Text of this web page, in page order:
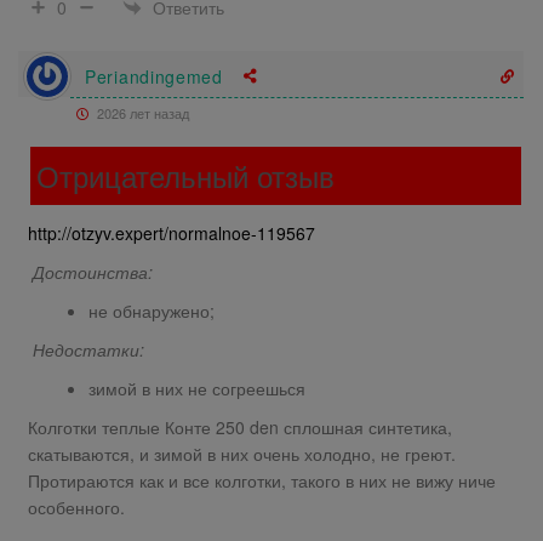
0
Ответить
Periandingemed
2026 лет назад
Отрицательный отзыв
http://otzyv.expert/normalnoe-119567
Достоинства:
не обнаружено;
Недостатки:
зимой в них не согреешься
Колготки теплые Конте 250 den сплошная синтетика,
скатываются, и зимой в них очень холодно, не греют.
Протираются как и все колготки, такого в них не вижу ниче
особенного.